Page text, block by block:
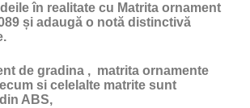
în realitate cu Matrita ornament
și adaugă o notă distinctivă
de gradina , matrita ornamente
si celelalte matrite sunt
ABS,